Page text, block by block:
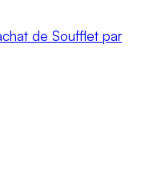
de Soufflet par